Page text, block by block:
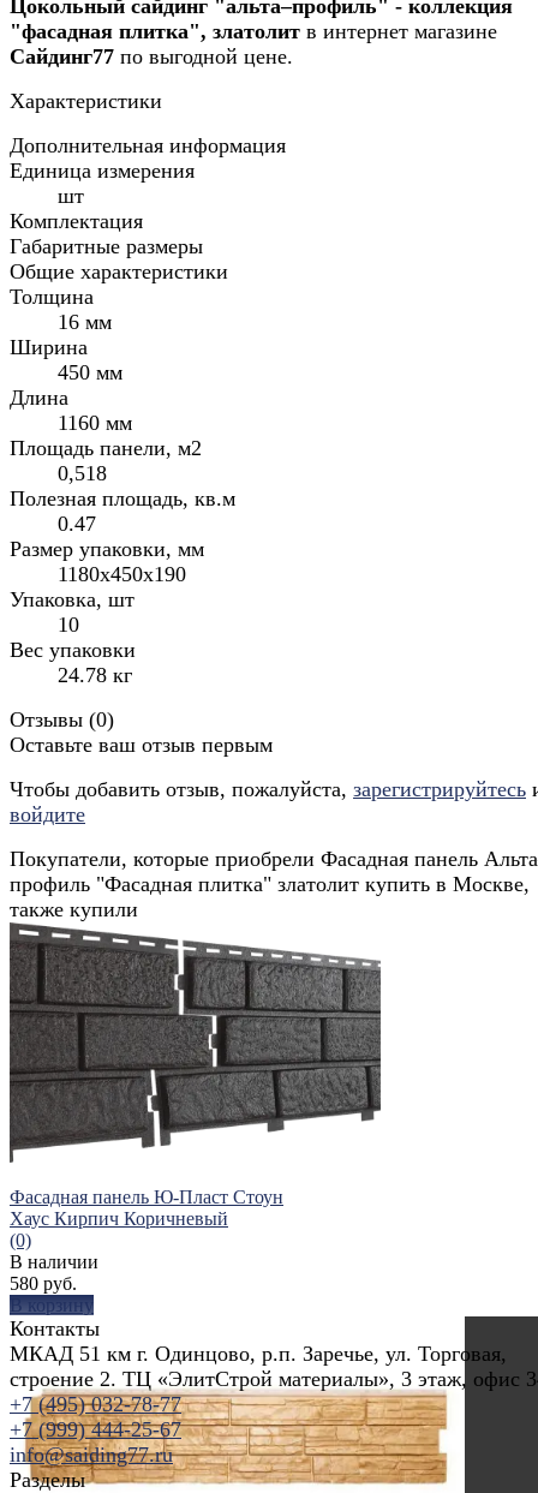
Цокольный сайдинг "альта–профиль" - коллекция
"фасадная плитка", златолит в интернет магазине
Сайдинг77 по выгодной цене.
Характеристики
Дополнительная информация
Единица измерения
шт
Комплектация
Габаритные размеры
Общие характеристики
Толщина
16 мм
Ширина
450 мм
Длина
1160 мм
Площадь панели, м2
0,518
Полезная площадь, кв.м
0.47
Размер упаковки, мм
1180х450х190
Упаковка, шт
10
Вес упаковки
24.78 кг
Отзывы (0)
Оставьте ваш отзыв первым
Чтобы добавить отзыв, пожалуйста, зарегистрируйтесь
войдите
Покупатели, которые приобрели Фасадная панель
профиль "Фасадная плитка" златолит купить в Москве,
также купили
избранное сравнить
Фасадная панель Ю-Пласт Стоун
Хаус Кирпич Коричневый
(0)
В наличии
580 руб.
В корзину
Контакты
МКАД 51 км г. Одинцово, р.п. Заречье, ул. Торговая,
строение 2. ТЦ «ЭлитСтрой материалы», 3 этаж, офис
+7 (495) 032-78-77
+7 (999) 444-25-67
info@saiding77.ru
Разделы